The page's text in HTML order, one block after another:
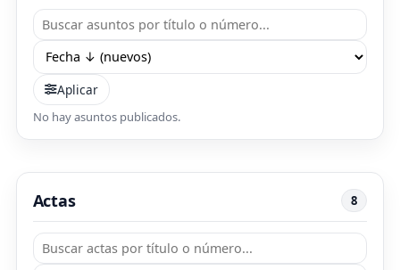
Aplicar
No hay asuntos publicados.
Actas 8